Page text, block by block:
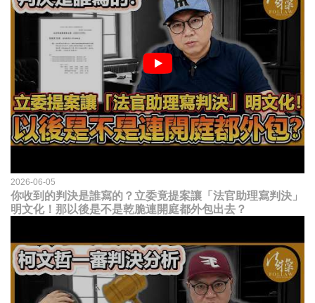
2026-06-05
你收到的判決是誰寫的？立委竟提案讓「法官助理寫判決」
明文化！那以後是不是乾脆連開庭都外包出去？